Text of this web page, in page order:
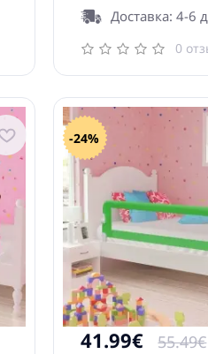
Доставка: 4-6
0
-24%
41.99€
55.49€